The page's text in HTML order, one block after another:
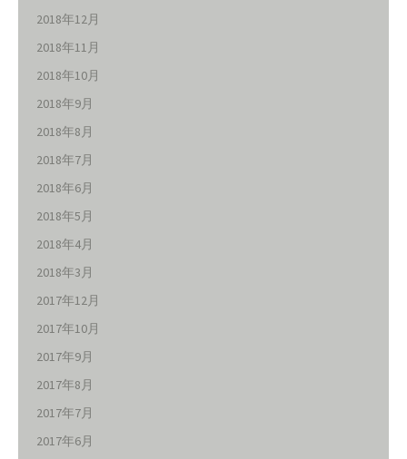
2018年12月
2018年11月
2018年10月
2018年9月
2018年8月
2018年7月
2018年6月
2018年5月
2018年4月
2018年3月
2017年12月
2017年10月
2017年9月
2017年8月
2017年7月
2017年6月